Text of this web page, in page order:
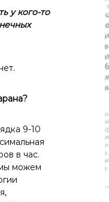
у кого-то
9-10
в час.
можем